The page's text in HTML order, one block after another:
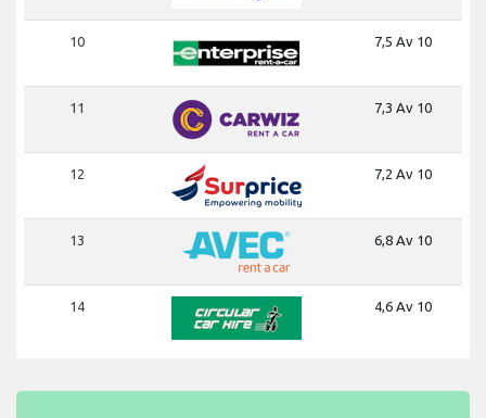
10 7,5 Av 10
11 7,3 Av 10
12 7,2 Av 10
13 6,8 Av 10
14 4,6 Av 10